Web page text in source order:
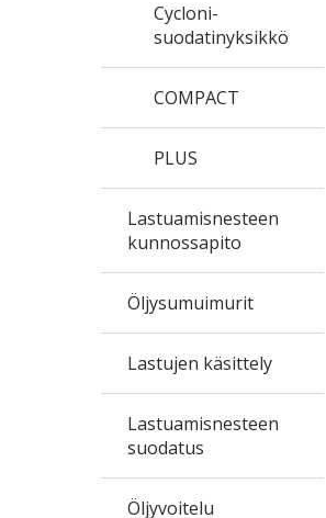
Cycloni-
suodatinyksikkö
COMPACT
PLUS
Lastuamisnesteen
kunnossapito
Öljysumuimurit
Lastujen käsittely
Lastuamisnesteen
suodatus
Öljyvoitelu